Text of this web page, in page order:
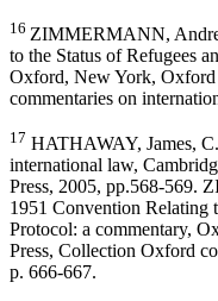
16 ZIMMERMANN,
to the Status of Refugees
Oxford, New York,
commentaries on
17 HATHAWAY, James,
international law,
Press, 2005, pp.568-569.
1951 Convention Relating
Protocol: a commentary,
Press, Collection Oxford
p. 666-667.